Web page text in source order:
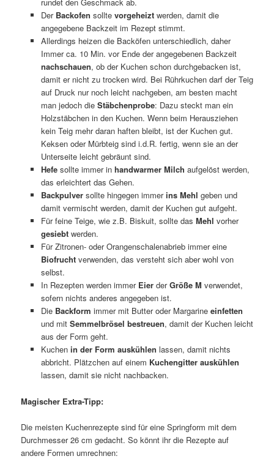
rundet den Geschmack ab.
DerBackofen sollte vorgeheiztwerden, damit die
angegebene Backzeit im Rezept stimmt.
Allerdings heizen die Backöfen unterschiedlich, daher
Immer ca. 10 Min. vor Ende der angegebenen Backzeit
nachschauen, ob der Kuchen schon durchgebacken ist,
damit er nicht zu trocken wird. Bei Rührkuchen darf der Teig
auf Druck nur noch leicht nachgeben, am besten macht
man jedoch die Stäbchenprobe: Dazu steckt man ein
Holzstäbchen in den Kuchen. Wenn beim Herausziehen
kein Teig mehr daran haften bleibt, ist der Kuchen gut.
Keksen oder Mürbteig sind i.d.R. fertig, wenn sie an der
Unterseite leicht gebräunt sind.
Hefesollte immer inhandwarmer Milch aufgelöst werden,
das erleichtert das Gehen.
Backpulversollte hingegen immerins Mehl geben und
damit vermischt werden, damit der Kuchen gut aufgeht.
Für feine Teige, wie z.B. Biskuit, sollte das Mehl vorher
gesiebtwerden.
Für Zitronen- oder Orangenschalenabrieb immer eine
Biofruchtverwenden, das versteht sich aber wohl von
selbst.
In Rezepten werden immer EierderGröße M verwendet,
sofern nichts anderes angegeben ist.
DieBackform immer mit Butter oder Margarine einfetten
und mit Semmelbrösel bestreuen, damit der Kuchen leicht
aus der Form geht.
Kuchen in der Form auskühlen lassen, damit nichts
abbricht. Plätzchen auf einem Kuchengitter auskühlen
lassen, damit sie nicht nachbacken.
Magischer Extra-Tipp:
Die meisten Kuchenrezepte sind für eine Springform mit dem
Durchmesser 26 cm gedacht. So könnt ihr die Rezepte auf
andere Formen umrechnen: